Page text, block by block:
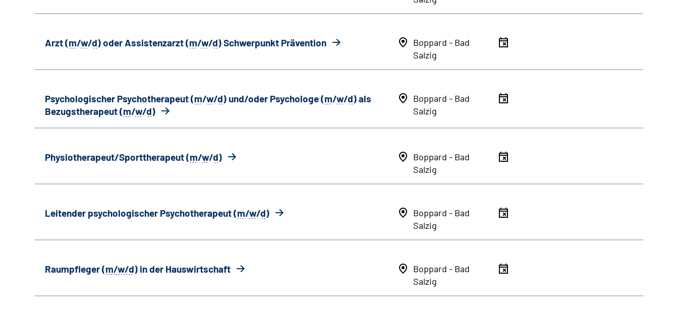
Arzt (m/w/d) oder Assistenzarzt (m/w/d) Schwerpunkt Prävention
Boppard - Bad
Salzig
Psychologischer Psychotherapeut (m/w/d) und/oder Psychologe (m/w/d) als
Bezugstherapeut (m/w/d)
Boppard - Bad
Salzig
Physiotherapeut/Sporttherapeut (m/w/d)
Boppard - Bad
Salzig
Leitender psychologischer Psychotherapeut (m/w/d)
Boppard - Bad
Salzig
Raumpfleger (m/w/d) in der Hauswirtschaft
Boppard - Bad
Salzig